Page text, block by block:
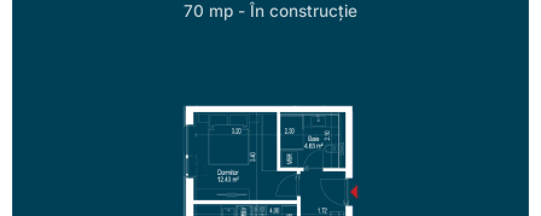
70 mp -În construcție